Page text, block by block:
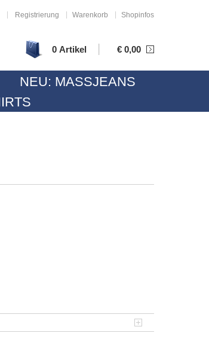
Registrierung Warenkorb Shopinfos
0 Artikel € 0,00
NEU: MASSJEANS